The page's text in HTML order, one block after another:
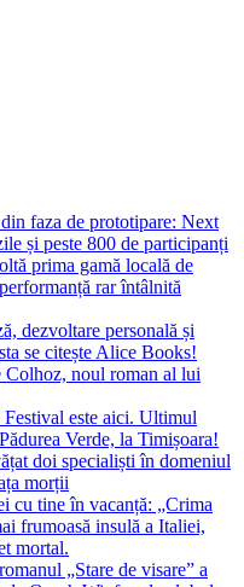
faza de prototipare: Next
și peste 800 de participanți
prima gamă locală de
rar întâlnită
dezvoltare personală și
se citește Alice Books!
Colhoz, noul roman al lui
este aici. Ultimul
Verde, la Timișoara!
doi specialiști în domeniul
morții
cu tine în vacanță: „Crima
frumoasă insulă a Italiei,
mortal.
„Stare de visare” a